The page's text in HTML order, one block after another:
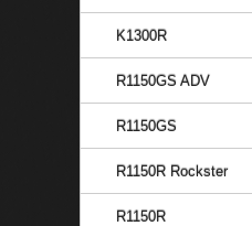
K1300R
R1150GS ADV
R1150GS
R1150R Rockster
R1150R